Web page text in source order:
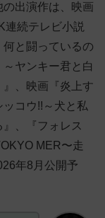
出演作は、映画
連続テレビ小説
何と闘っているの
ヤンキー君と白
、映画『炎上す
コウ!!～犬と私
、『フォレス
MER〜走
年8月公開予